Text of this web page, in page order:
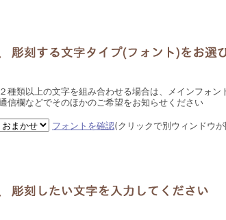
２種類以上の文字を組み合わせる場合は、メインフォン
信欄などでそのほかのご希望をお知らせください
フォントを確認(クリックで別ウィンドウ